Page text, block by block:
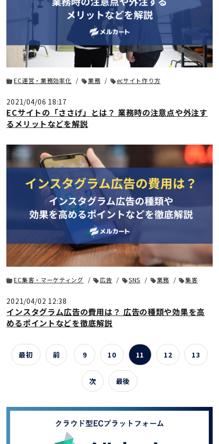
EC運営・業務効率化 業務 ecサイト作り方
2021/04/06 18:17
ECサイトの「ささげ」とは？ 業務時の注意点や外注す
るメリットなどを解説
EC集客・マーケティング 広告 SNS 業務 集客
2021/04/02 12:38
インスタグラム広告の費用は？ 広告の種類や効果を高
めるポイントなどを徹底解説
最初 前 9 10 11 12 13
次 最後